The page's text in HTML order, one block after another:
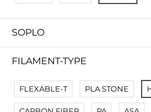
SOPLO
FILAMENT-TYPE
FLEXABLE-T PLA STONE